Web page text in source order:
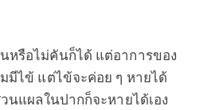
หรือไม่คันก็ได้ แต่อาการของ
มีไข้ แต่ไข้จะค่อย ๆ หายได้
นแผลในปากก็จะหายได้เอง